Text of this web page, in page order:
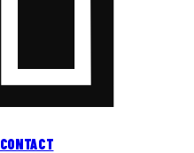
CONTACT